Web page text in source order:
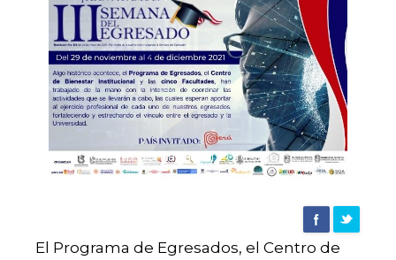
de
diciembre
Invitación III Semana del Egresado
El Programa de Egresados, el Centro de